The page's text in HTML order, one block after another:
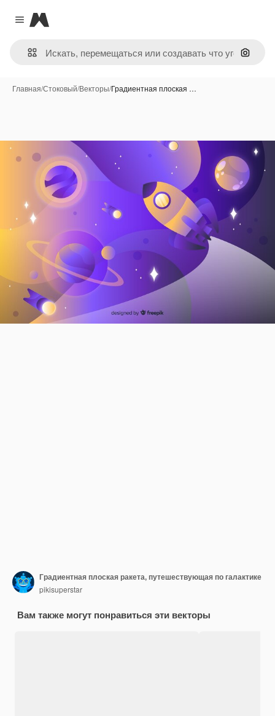
Close menu
Magnific
Поиск
Главная/Стоковый/Векторы/Градиентная плоская …
Градиентная плоская ракета, путешествующая по галактике
pikisuperstar
Вам также могут понравиться эти векторы